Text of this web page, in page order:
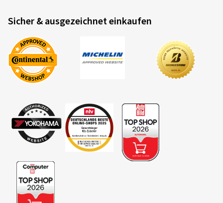
Sicher & ausgezeichnet einkaufen